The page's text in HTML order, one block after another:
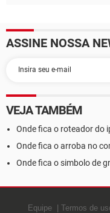
ASSINE NOSSA
VEJA TAMBÉM
Onde fica o roteador do
Onde fica o arroba no
Onde fica o simbolo de
Equipe Termos de